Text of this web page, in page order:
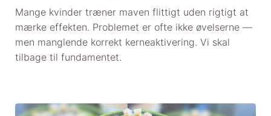
Mange kvinder træner maven flittigt uden rigtigt at
mærke effekten. Problemet er ofte ikke øvelserne —
men manglende korrekt kerneaktivering. Vi skal
tilbage til fundamentet.